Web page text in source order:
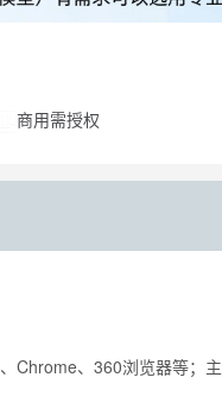
商用需授权
Chrome、360浏览器等；